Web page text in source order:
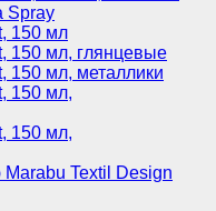
Spray
150 мл
150 мл, глянцевые
150 мл, металлики
150 мл,
150 мл,
Marabu Textil Design